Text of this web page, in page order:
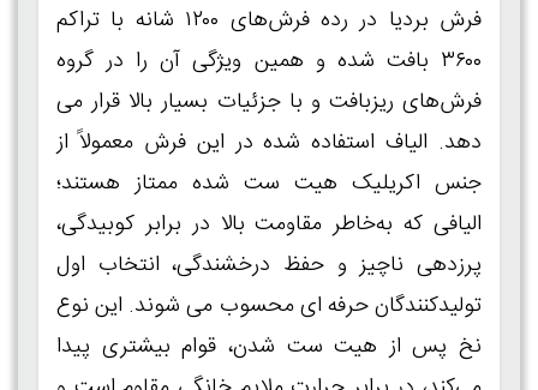
فرش بردیا در رده فرش‌های ۱۲۰۰ شانه با تراکم
۳۶۰۰ بافت شده و همین ویژگی آن را در گروه
فرش‌های ریزبافت و با جزئیات بسیار بالا قرار می‌
دهد. الیاف استفاده‌ شده در این فرش معمولاً از
جنس اکریلیک هیت‌ ست‌ شده ممتاز هستند؛
الیافی که به‌خاطر مقاومت بالا در برابر کوبیدگی،
پرزدهی ناچیز و حفظ درخشندگی، انتخاب اول
تولیدکنندگان حرفه‌ ای محسوب می‌ شوند. این نوع
نخ پس از هیت‌ ست شدن، قوام بیشتری پیدا